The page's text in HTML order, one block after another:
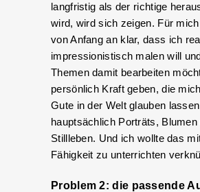
langfristig als der richtige
wird, wird sich zeigen. Für
von Anfang an klar, dass ich
impressionistisch malen will
Themen damit bearbeiten
persönlich Kraft geben, die
Gute in der Welt glauben
hauptsächlich Porträts, Blumen
Stillleben. Und ich wollte das
Fähigkeit zu unterrichten
Problem 2: die passende